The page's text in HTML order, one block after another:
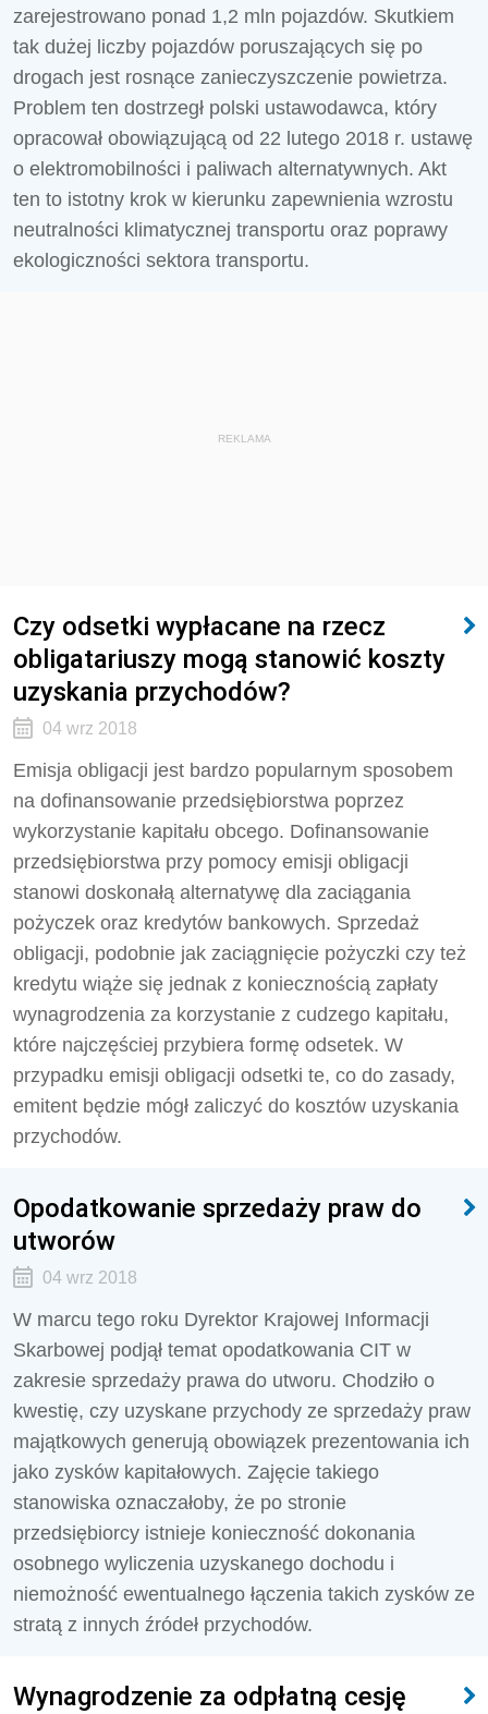
zarejestrowano ponad 1,2 mln pojazdów. Skutkiem
tak dużej liczby pojazdów poruszających się po
drogach jest rosnące zanieczyszczenie powietrza.
Problem ten dostrzegł polski ustawodawca, który
opracował obowiązującą od 22 lutego 2018 r. ustawę
o elektromobilności i paliwach alternatywnych. Akt
ten to istotny krok w kierunku zapewnienia wzrostu
neutralności klimatycznej transportu oraz poprawy
ekologiczności sektora transportu.
REKLAMA
Czy odsetki wypłacane na rzecz
obligatariuszy mogą stanowić koszty
uzyskania przychodów?
04 wrz 2018
Emisja obligacji jest bardzo popularnym sposobem
na dofinansowanie przedsiębiorstwa poprzez
wykorzystanie kapitału obcego. Dofinansowanie
przedsiębiorstwa przy pomocy emisji obligacji
stanowi doskonałą alternatywę dla zaciągania
pożyczek oraz kredytów bankowych. Sprzedaż
obligacji, podobnie jak zaciągnięcie pożyczki czy też
kredytu wiąże się jednak z koniecznością zapłaty
wynagrodzenia za korzystanie z cudzego kapitału,
które najczęściej przybiera formę odsetek. W
przypadku emisji obligacji odsetki te, co do zasady,
emitent będzie mógł zaliczyć do kosztów uzyskania
przychodów.
Opodatkowanie sprzedaży praw do
utworów
04 wrz 2018
W marcu tego roku Dyrektor Krajowej Informacji
Skarbowej podjął temat opodatkowania CIT w
zakresie sprzedaży prawa do utworu. Chodziło o
kwestię, czy uzyskane przychody ze sprzedaży praw
majątkowych generują obowiązek prezentowania ich
jako zysków kapitałowych. Zajęcie takiego
stanowiska oznaczałoby, że po stronie
przedsiębiorcy istnieje konieczność dokonania
osobnego wyliczenia uzyskanego dochodu i
niemożność ewentualnego łączenia takich zysków ze
stratą z innych źródeł przychodów.
Wynagrodzenie za odpłatną cesję